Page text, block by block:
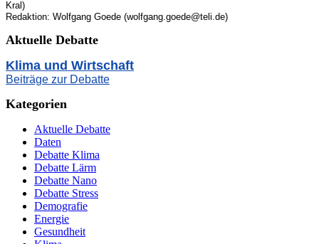
Kral)
Redaktion: Wolfgang Goede (wolfgang.goede@teli.de)
Aktuelle Debatte
Klima und Wirtschaft
Beiträge zur Debatte
Kategorien
Aktuelle Debatte
Daten
Debatte Klima
Debatte Lärm
Debatte Nano
Debatte Stress
Demografie
Energie
Gesundheit